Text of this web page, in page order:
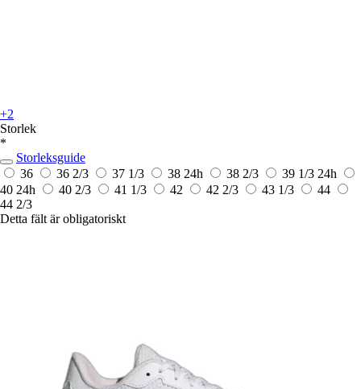
+2
Storlek
*
Storleksguide
36
36 2/3 37 1/3 38 24h 38 2/3 39 1/3 24h
40 24h 40 2/3 41 1/3 42 42 2/3 43 1/3
44
44 2/3
Detta fält är obligatoriskt